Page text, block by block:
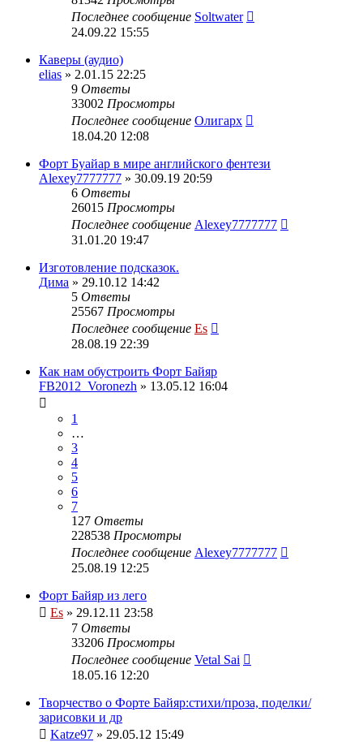
Последнее сообщение Soltwater
24.09.22 15:55
Каверы (аудио)
elias » 2.01.15 22:25
9 Ответы
33002 Просмотры
Последнее сообщение Олигарх
18.04.20 12:08
Форт Буайар в мире английского фентези
Alexey7777777 » 30.09.19 20:59
6 Ответы
26015 Просмотры
Последнее сообщение Alexey7777777
31.01.20 19:47
Изготовление подсказок.
Дима » 29.10.12 14:42
5 Ответы
25567 Просмотры
Последнее сообщение Es
28.08.19 22:39
Как нам обустроить Форт Байяр
FB2012_Voronezh » 13.05.12 16:04
1
…
3
4
5
6
7
127 Ответы
228538 Просмотры
Последнее сообщение Alexey7777777
25.08.19 12:25
Форт Байяр из лего
Es » 29.12.11 23:58
7 Ответы
33206 Просмотры
Последнее сообщение Vetal Sai
18.05.16 12:20
Творчество о Форте Байяр:стихи/проза, поделки/
зарисовки и др
Katze97 » 29.05.12 15:49